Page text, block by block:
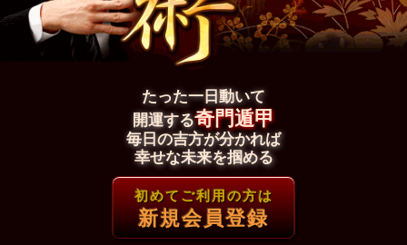
たった一日動いて
開運する奇門遁甲
毎日の吉方が分かれば
幸せな未来を掴める
初めてご利用の方は
新規会員登録